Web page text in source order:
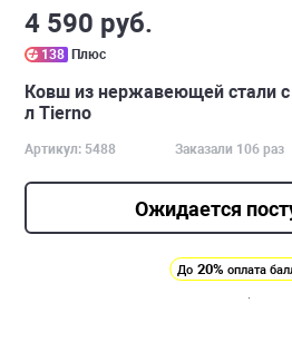
4 590 руб.
138 Плюс
Ковш из нержавеющей стали
л Tierno
Артикул: 5488 Заказали 106 раз
Ожидается
До 20% оплата